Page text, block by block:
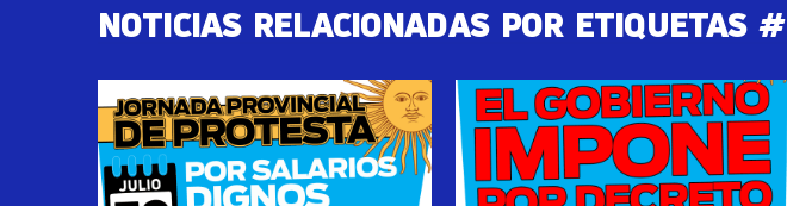
NOTICIAS RELACIONADAS POR ETIQUETAS #